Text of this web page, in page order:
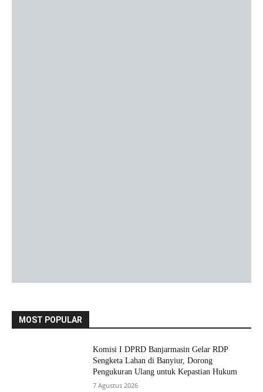
MOST POPULAR
Komisi I DPRD Banjarmasin Gelar RDP
Sengketa Lahan di Banyiur, Dorong
Pengukuran Ulang untuk Kepastian Hukum
7 Agustus 2026